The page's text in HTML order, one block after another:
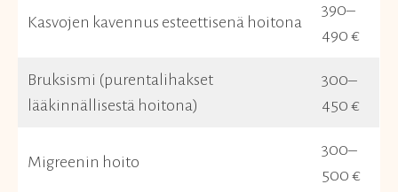
Kasvojen kavennus esteettisenä hoitona
390–
490 €
Bruksismi (purentalihakset
lääkinnällisestä hoitona)
300–
450 €
Migreenin hoito
300–
500 €